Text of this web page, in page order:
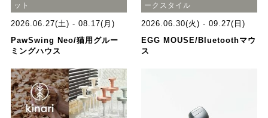
ット
2026.06.27(土) - 08.17(月)
PawSwing Neo/猫用グルー
ミングハウス
ークスタイル
2026.06.30(火) - 09.27(日)
EGG MOUSE/Bluetoothマウ
ス